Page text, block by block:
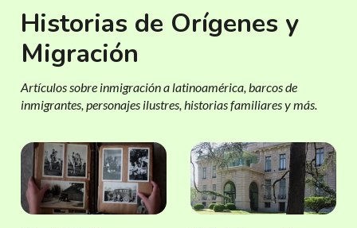
Historias de Orígenes y
Migración
Artículos sobre inmigración a latinoamérica, barcos de
inmigrantes, personajes ilustres, historias familiares y más.